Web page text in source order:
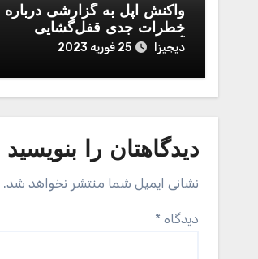
واکنش اپل به گزارشی درباره
خطرات جدی قفل‌گشایی
آیفون با رمز عددی
دیجیزا 25 فوریه 2023
دیدگاهتان را بنویسید
نشانی ایمیل شما منتشر نخواهد شد.
دیدگاه *